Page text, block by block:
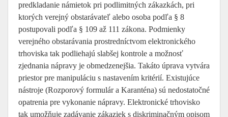
predkladanie námietok pri podlimitných zákazkách, pri
ktorých verejný obstarávateľ alebo osoba podľa § 8
postupovali podľa § 109 až 111 zákona. Podmienky
verejného obstarávania prostredníctvom elektronického
trhoviska tak podliehajú slabšej kontrole a možnosť
zjednania nápravy je obmedzenejšia. Takáto úprava vytvára
priestor pre manipuláciu s nastavením kritérií. Existujúce
nástroje (Rozporový formulár a Karanténa) sú nedostatočné
opatrenia pre vykonanie nápravy. Elektronické trhovisko
tak umožňuje zadávanie zákaziek s diskriminačným opisom